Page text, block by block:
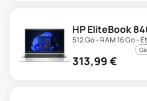
HP EliteBook
512 Go - RAM 16 Go -
313,99 €